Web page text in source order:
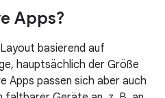
Apps?
basierend auf
hauptsächlich der Größe
Apps passen sich aber auch